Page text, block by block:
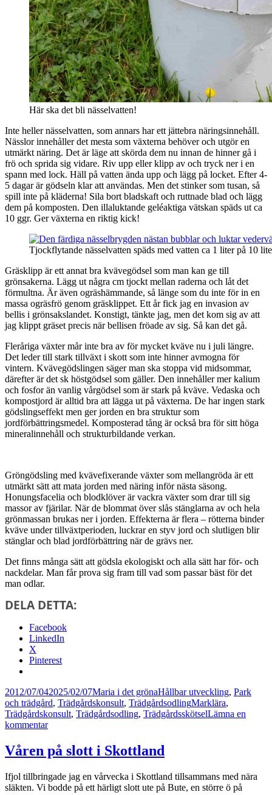
Här ska det bli nässelvatten!
Inte heller nässelvatten, som annars har ett jättebra näringsinnehåll.
Nässlor innehåller det mesta som växterna behöver och utgör en
utmärkt näring. Det är läge att skörda dem nu innan de hinner gå i
frö och sprida sig vidare. Riv upp eller klipp av och tryck ner i en
spann med lock. Häll på vatten ända upp och lägg på locket. Efter 4-
5 dagar är gödseln klar att användas. Men det stinker som tusan, så
spill inte på kläderna! Sila bort bladskaft och ruttnade blad och lägg
dem på komposten. Den illaluktande geléaktiga vätskan späds ut ca
10 ggr. Ger växterna en riktig kick!
Tjockflytande nässelvatten späds med vatten ca 1 liter på 10
Gräsklipp är ett annat bra kvävegödsel som man kan ge till
grönsakerna. Lägg ut några cm tjockt mellan raderna och låt det
förmultna. Är även ogräshämmande, så länge som du inte för in en
massa ogräsfrö genom gräsklippet. Ett år fick jag en invasion av
bellis i grönsakslandet. Konstigt, tänkte jag, men det kom sig av att
jag klippt gräset precis när bellisen fröade av sig. Så kan det gå.
Fleråriga växter mår inte bra av för mycket kväve nu i juli längre.
Det leder till stark tillväxt i skott som inte hinner avmogna för
vintern. Kvävegödslingen säger man ska stoppa vid midsommar,
därefter är det sk höstgödsel som gäller. Den innehåller mer kalium
och fosfor än vanlig vårgödsel som är stark på kväve. Vedaska och
kompostjord är alltid bra att lägga ut på växterna. De har ingen stark
gödslingseffekt men ger jorden en bra struktur som
jordförbättringsmedel. Komposterad tång är också bra för sitt höga
mineralinnehåll och strukturbildande verkan.
Gröngödsling med kvävefixerande växter som mellangröda är ett
utmärkt sätt att mata jorden med näring inför nästa säsong.
Honungsfacelia och blodklöver är vackra växter som drar till sig
massor av fjärilar. När de blommat över slås stänglarna av och hela
grönmassan brukas ner i jorden. Effekterna är flera – rötterna binder
kväve under tillväxtperioden, luckrar en styv jord och slutligen blir
stänglar och blad jordförbättring när de grävs ner.
Det finns många sätt att gödsla ekologiskt och alla sätt har för- och
nackdelar. Man får prova sig fram till vad som passar bäst för det
man odlar.
DELA DETTA:
Facebook
LinkedIn
X
Pinterest
Postat
2012/07/042025/02/07Författare
Maria i det grönaKategorier
Hållbar utveckling, Park
och trädgård, Trädgårdskonsult, TrädgårdsodlingTaggar
Marklära,
Trädgårdskonsult, Trädgårdsodling, TrädgårdsskötselLämna en
kommentartill
gödselmedel
Våren på slott i Skottland
Ifjol tillbringade jag en vårvecka i Skottland tillsammans med nära
släkten. Vi bodde på ett härligt slott ute på Bute, en större ö på